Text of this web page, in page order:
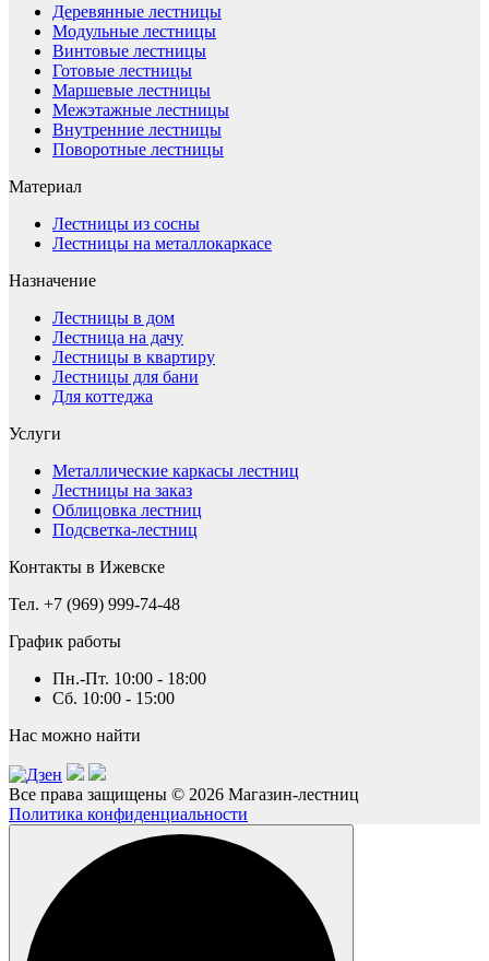
Деревянные лестницы
Модульные лестницы
Винтовые лестницы
Готовые лестницы
Маршевые лестницы
Межэтажные лестницы
Внутренние лестницы
Поворотные лестницы
Материал
Лестницы из сосны
Лестницы на металлокаркасе
Назначение
Лестницы в дом
Лестница на дачу
Лестницы в квартиру
Лестницы для бани
Для коттеджа
Услуги
Металлические каркасы лестниц
Лестницы на заказ
Облицовка лестниц
Подсветка-лестниц
Контакты в Ижевске
Тел. +7 (969) 999-74-48
График работы
Пн.-Пт. 10:00 - 18:00
Сб. 10:00 - 15:00
Нас можно найти
Все права защищены © 2026 Магазин-лестниц
Политика конфиденциальности